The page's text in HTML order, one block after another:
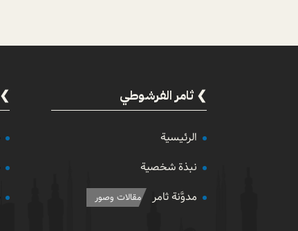
ثامر الفرشوطي
الرئيسية
نبذة شخصية
مدوَّنة ثامر
مقالات وصور